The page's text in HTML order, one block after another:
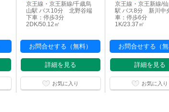
京王線・京王新線/千歳烏
山駅 バス10分 北野谷端
下車：停歩3分
2DK/50.12㎡
お問合せする（無料）
詳細を見る
お気に入り
京王線・京王新線/
駅 バス8分 新川中
車：停歩6分
1K/23.37㎡
お問合せする（
詳細を見る
お気に入り